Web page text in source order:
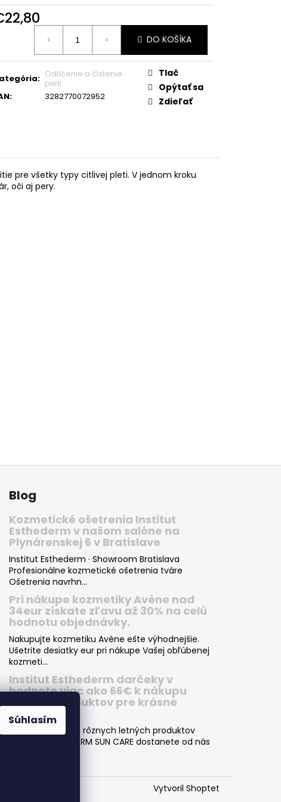
Súhlasím
DO KOŠÍKA
: Odlíčenie a čistenie
pleti
: 3282770072952
Tlač
Opýtať sa
Zdieľať
pre všetky typy citlivej pleti. V jednom kroku
oči aj pery.
Blog
Kozmetické ošetrenia Institut
Esthederm v našom salóne na
Plynárenskej 6 v Bratislave
Institut Esthederm · Showroom Bratislava
Profesionálne kozmetické ošetrenia tváre
Ošetrenia navrhn...
Pri nákupe kozmetiky Avène nad
34eur získate zľavu až 30% na celú
hodnotu objednávky.
Nakupujte kozmetiku Avène ešte výhodnejšie.
Ušetrite desiatky eur pri nákupe Vašej obľúbenej
kozmeti...
Institut Esthederm darčeky v
hodnote viac ako 66€ k nákupu
letných produktov pre krásne
opálenie
Pri nákupe dvoch rôznych letných produktov
INSTITUT ESTHEDERM SUN CARE dostanete od nás
Vytvoril Shoptet